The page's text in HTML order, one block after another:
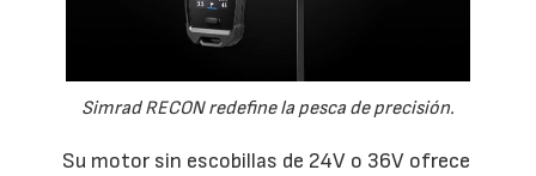
Simrad RECON redefine la pesca de precisión.
Su motor sin escobillas de 24V o 36V ofrece